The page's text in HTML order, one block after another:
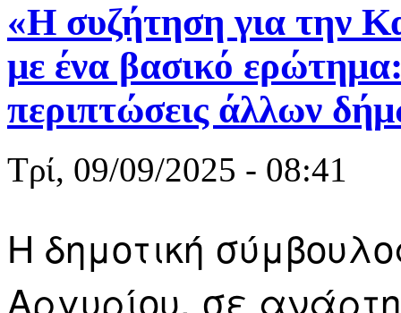
«Η συζήτηση για την
με ένα βασικό ερώτημα:
περιπτώσεις άλλων
Τρί, 09/09/2025 - 08:41
H δημοτική
Αργυρίου, σε